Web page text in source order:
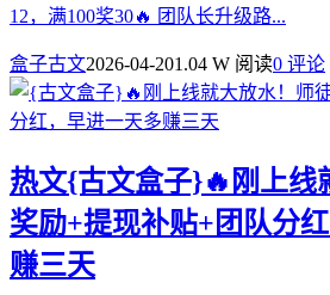
12，满100奖30🔥 团队长升级路...
盒子古文2026-04-201.04 W 阅读0 评论
热文{古文盒子}🔥刚上线
奖励+提现补贴+团队分
赚三天